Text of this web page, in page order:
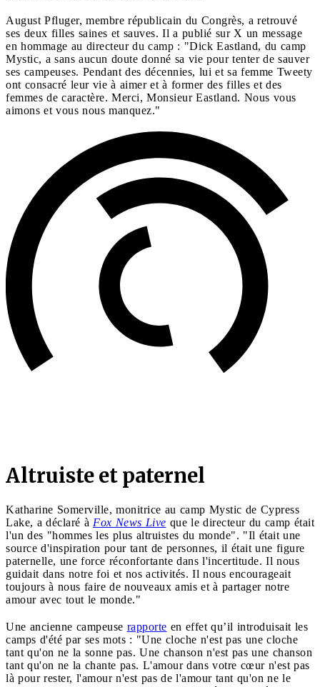
August Pfluger, membre républicain du Congrès, a retrouvé
ses deux filles saines et sauves. Il a publié sur X un message
en hommage au directeur du camp : "Dick Eastland, du camp
Mystic, a sans aucun doute donné sa vie pour tenter de sauver
ses campeuses. Pendant des décennies, lui et sa femme Tweety
ont consacré leur vie à aimer et à former des filles et des
femmes de caractère. Merci, Monsieur Eastland. Nous vous
aimons et vous nous manquez."
Altruiste et paternel
Katharine Somerville, monitrice au camp Mystic de Cypress
Lake, a déclaré à Fox News Live que le directeur du camp était
l'un des "hommes les plus altruistes du monde". "Il était une
source d'inspiration pour tant de personnes, il était une figure
paternelle, une force réconfortante dans l'incertitude. Il nous
guidait dans notre foi et nos activités. Il nous encourageait
toujours à nous faire de nouveaux amis et à partager notre
amour avec tout le monde."
Une ancienne campeuse rapporte en effet qu’il introduisait les
camps d'été par ses mots : "Une cloche n'est pas une cloche
tant qu'on ne la sonne pas. Une chanson n'est pas une chanson
tant qu'on ne la chante pas. L'amour dans votre cœur n'est pas
là pour rester, l'amour n'est pas de l'amour tant qu'on ne le